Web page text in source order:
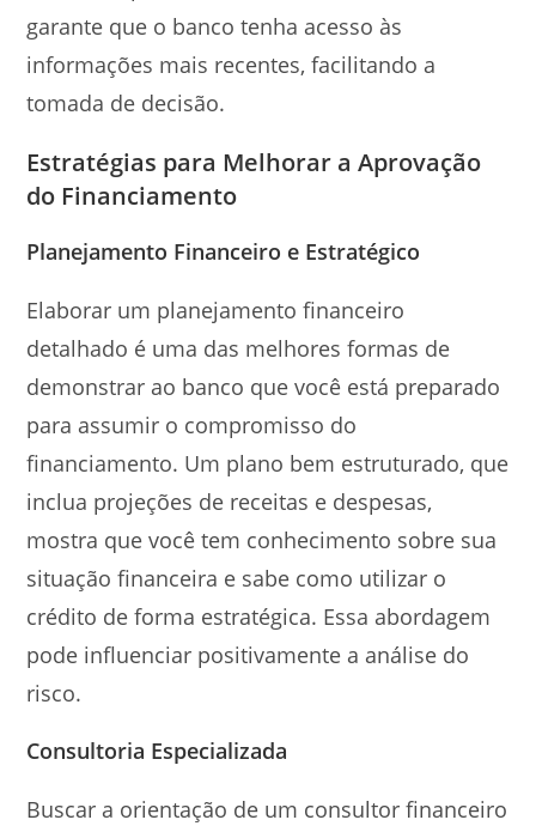
garante que o banco tenha acesso às
informações mais recentes, facilitando a
tomada de decisão.
Estratégias para Melhorar a Aprovação
do Financiamento
Planejamento Financeiro e Estratégico
Elaborar um planejamento financeiro
detalhado é uma das melhores formas de
demonstrar ao banco que você está preparado
para assumir o compromisso do
financiamento. Um plano bem estruturado, que
inclua projeções de receitas e despesas,
mostra que você tem conhecimento sobre sua
situação financeira e sabe como utilizar o
crédito de forma estratégica. Essa abordagem
pode influenciar positivamente a análise do
risco.
Consultoria Especializada
Buscar a orientação de um consultor financeiro